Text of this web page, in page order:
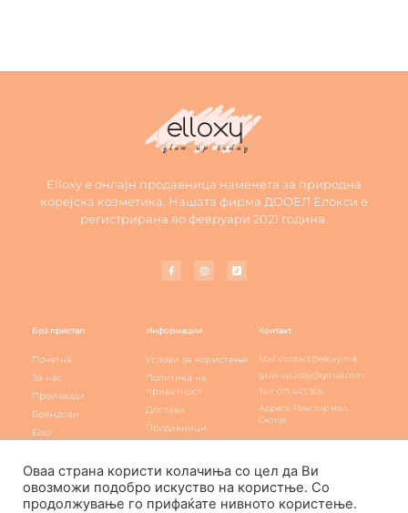
Elloxy е онлајн продавница наменета за природна
корејска козметика. Нашата фирма ДООЕЛ Елокси е
регистрирана во февруари 2021 година.
Брз пристап
Почетна
За нас
Производи
Брендови
Блог
Информации
Услови за користење
Политика на
приватност
Достава
Продавници
Контакт
Mail: contact@elloxy.mk
glow.up.2day@gmail.com
Тел: 071 443 305
Адреса: Рамстор мол,
Скопје
Оваа страна користи колачиња со цел да Ви
овозможи подобро искуство на користње. Со
продолжување го прифаќате нивното користење.